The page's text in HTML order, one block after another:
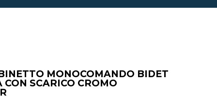
MONOCOMANDO BIDET
CON SCARICO CROMO